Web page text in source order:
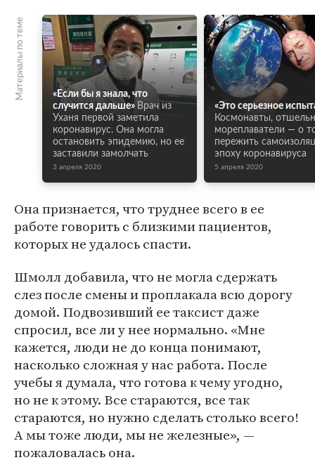
Материалы по теме
«Если бы я знала, что
случится дальше» Врач из
Уханя первой заметила
коронавирус. Она могла
остановить эпидемию, но ее
заставили замолчать
3 апреля 2020
«Это серьезное
Космонавты,
мореплаватели — о
пережить
эпоху коронавируса
5 апреля 2020
Она признается, что труднее всего в ее
работе говорить с близкими пациентов,
которых не удалось спасти.
Шмолл добавила, что не могла сдержать
слез после смены и проплакала всю дорогу
домой. Подвозивший ее таксист даже
спросил, все ли у нее нормально. «Мне
кажется, люди не до конца понимают,
насколько сложная у нас работа. После
учебы я думала, что готова к чему угодно,
но не к этому. Все стараются, все так
стараются, но нужно сделать столько всего!
А мы тоже люди, мы не железные», —
пожаловалась она.